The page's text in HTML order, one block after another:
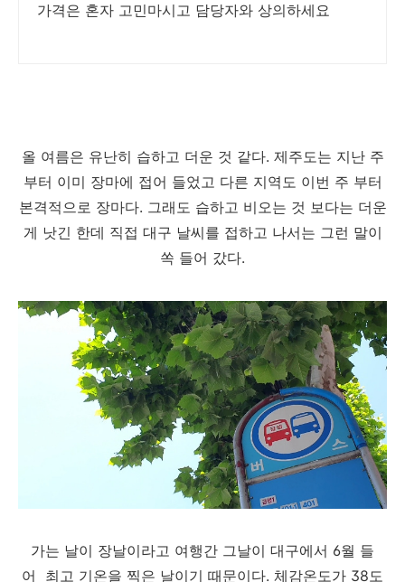
가격은 혼자 고민마시고 담당자와 상의하세요
올 여름은 유난히 습하고 더운 것 같다. 제주도는 지난 주
부터 이미 장마에 접어 들었고 다른 지역도 이번 주 부터
본격적으로 장마다. 그래도 습하고 비오는 것 보다는 더운
게 낫긴 한데 직접 대구 날씨를 접하고 나서는 그런 말이
쏙 들어 갔다.
가는 날이 장날이라고 여행간 그날이 대구에서 6월 들
어 최고 기온을 찍은 날이기 때문이다. 체감온도가 38도